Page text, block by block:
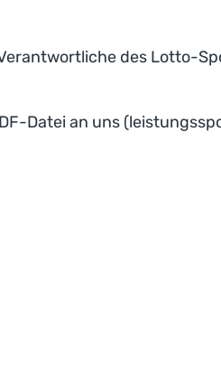
des Lotto-
Datei an uns